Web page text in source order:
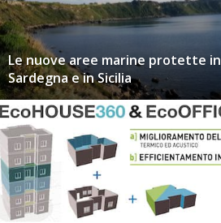
Le nuove aree marine protette in
Sardegna e in Sicilia